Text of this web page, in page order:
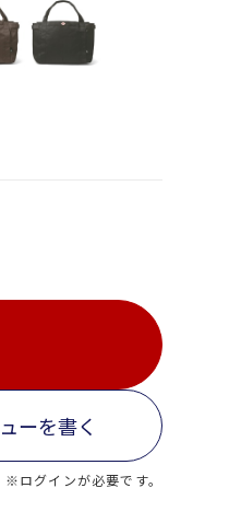
ーを書く
※ログインが必要です。